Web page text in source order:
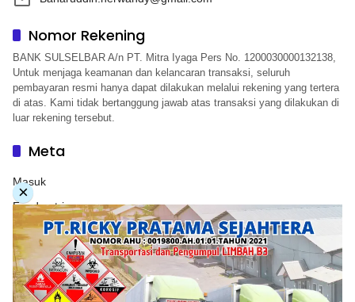
Nomor Rekening
BANK SULSELBAR A/n PT. Mitra Iyaga Pers No. 1200030000132138,
Untuk menjaga keamanan dan kelancaran transaksi, seluruh
pembayaran resmi hanya dapat dilakukan melalui rekening yang tertera
di atas. Kami tidak bertanggung jawab atas transaksi yang dilakukan di
luar rekening tersebut.
Meta
Masuk
Feed entri
Feed komentar
WordPress.org
×